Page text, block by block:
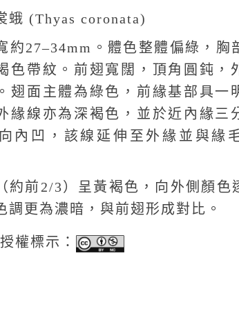
蛾 (Thyas coronata)
約27–34mm。體色整體偏綠，胸
色帶紋。前翅寬闊，頂角圓鈍，
翅面主體為綠色，前緣基部具一
緣線亦為深褐色，並於近內緣三
內凹，該線延伸至外緣並與緣
約前2/3）呈黃褐色，向外側顏色
調更為濃暗，與前翅形成對比。
權標示：